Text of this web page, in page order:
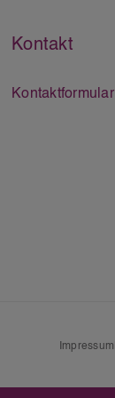
Kontakt
Kontaktformular
Impressum